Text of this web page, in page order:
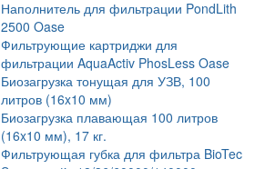
Наполнитель для фильтрации PondLith
2500 Oase
Фильтрующие картриджи для
фильтрации AquaActiv PhosLess Oase
Биозагрузка тонущая для УЗВ, 100
литров (16x10 мм)
Биозагрузка плавающая 100 литров
(16x10 мм), 17 кг.
Фильтрующая губка для фильтра BioTec